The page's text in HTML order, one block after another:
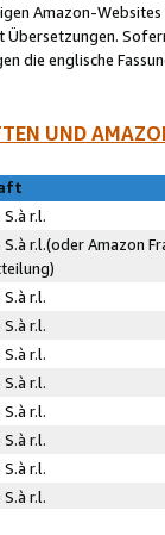
Amazon-Websites
Übersetzungen.
die englische
UND
r.l.
r.l.(oder Amazon
r.l.
r.l.
r.l.
r.l.
r.l.
r.l.
r.l.
r.l.